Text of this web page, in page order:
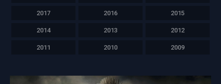
2017 2016 2015
2014 2013 2012
2011 2010 2009